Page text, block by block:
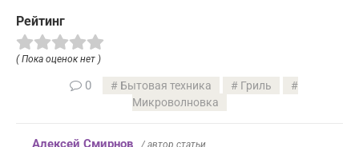
Рейтинг
( Пока оценок нет )
0 Бытовая техника
Гриль
Микроволновка
Алексей Смирнов / автор статьи